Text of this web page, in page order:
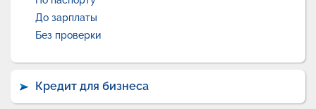
До зарплаты
Без проверки
Кредит для бизнеса